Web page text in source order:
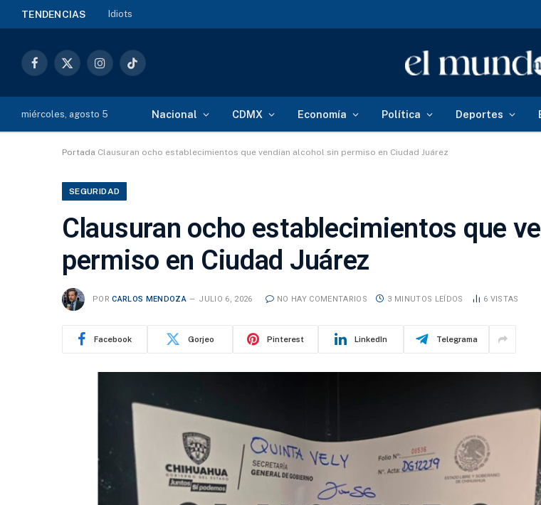
TENDENCIAS Idiots
Facebook
X
InstagramTikTok
miércoles, agosto 5 Nacional CDMX Economía Política Deportes
Portada Clausuran ocho establecimientos que vendían alcohol sin permiso en Ciudad Juárez
SEGURIDAD
Clausuran ocho establecimientos que
permiso en Ciudad Juárez
POR CARLOS MENDOZA JULIO 6, 2026 NO HAY COMENTARIOS 3 MINUTOS LEÍDOS 6 VISTAS
Facebook Gorjeo Pinterest LinkedIn Telegrama